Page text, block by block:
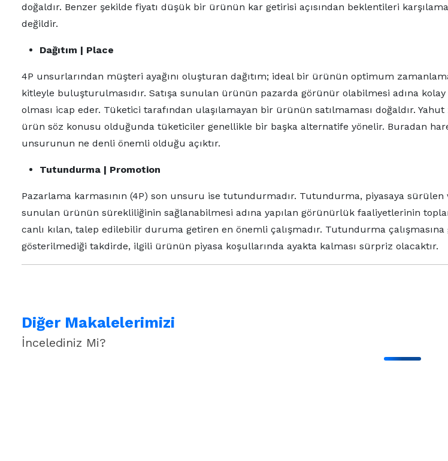
doğaldır. Benzer şekilde fiyatı düşük bir ürünün kar getirisi açısından beklentileri
değildir.
Dağıtım | Place
4P unsurlarından müşteri ayağını oluşturan dağıtım; ideal bir ürünün optimum
kitleyle buluşturulmasıdır. Satışa sunulan ürünün pazarda görünür olabilmesi adına
olması icap eder. Tüketici tarafından ulaşılamayan bir ürünün satılmaması doğaldır.
ürün söz konusu olduğunda tüketiciler genellikle bir başka alternatife yönelir. Buradan
unsurunun ne denli önemli olduğu açıktır.
Tutundurma | Promotion
Pazarlama karmasının (4P) son unsuru ise tutundurmadır. Tutundurma, piyasaya
sunulan ürünün sürekliliğinin sağlanabilmesi adına yapılan görünürlük faaliyetlerinin
canlı kılan, talep edilebilir duruma getiren en önemli çalışmadır. Tutundurma çalışmasına
gösterilmediği takdirde, ilgili ürünün piyasa koşullarında ayakta kalması sürpriz olacaktır.
Diğer Makalelerimizi
İncelediniz Mi?